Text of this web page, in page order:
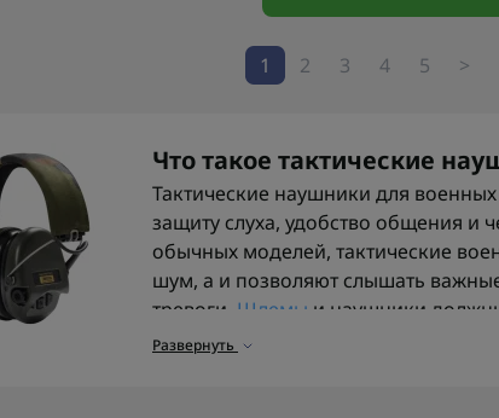
1 2 3 4 5 >
Что такое тактические
Тактические наушники для
защиту слуха, удобство общения и
обычных моделей, тактические
шум, а и позволяют слышать
тревоги. Шлемы и наушники
крепления.
Развернуть